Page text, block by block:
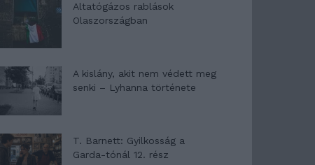
Altatógázos rablások
Olaszországban
A kislány, akit nem védett meg
senki – Lyhanna története
T. Barnett: Gyilkosság a
Garda-tónál 12. rész